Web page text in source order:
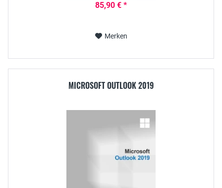
85,90 € *
Merken
MICROSOFT OUTLOOK 2019